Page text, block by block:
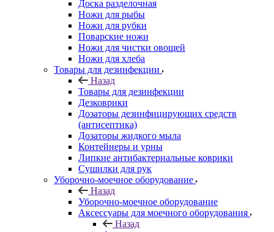
Доска разделочная
Ножи для рыбы
Ножи для рубки
Поварские ножи
Ножи для чистки овощей
Ножи для хлеба
Товары для дезинфекции
Назад
Товары для дезинфекции
Дезковрики
Дозаторы дезинфицирующих средств
(антисептика)
Дозаторы жидкого мыла
Контейнеры и урны
Липкие антибактериальные коврики
Сушилки для рук
Уборочно-моечное оборудование
Назад
Уборочно-моечное оборудование
Аксессуары для моечного оборудования
Назад